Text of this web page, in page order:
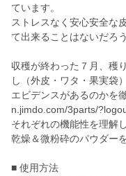
ています。
ストレスなく安心安全な
て出来ることはないだろ
収穫が終わった７月、穫
し（外皮・ワタ・果実袋
エビデンスがあるのかを
n.jimdo.com/3parts/
それぞれの機能性を理解
乾燥＆微粉砕のパウダー
■ 使用方法